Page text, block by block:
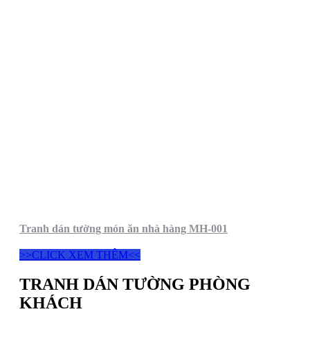
Tranh dán tường món ăn nhà hàng MH-001
>>CLICK XEM THÊM<<
TRANH DÁN TƯỜNG PHÒNG
KHÁCH